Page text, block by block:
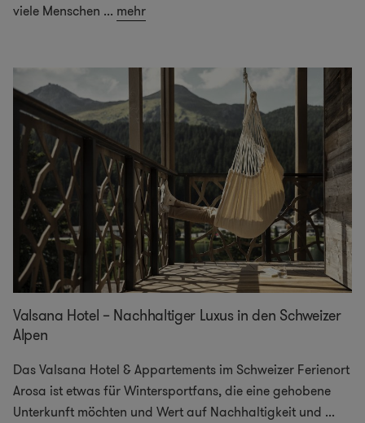
viele Menschen ... mehr
Valsana Hotel – Nachhaltiger Luxus in den Schweizer
Alpen
Das Valsana Hotel & Appartements im Schweizer Ferienort
Arosa ist etwas für Wintersportfans, die eine gehobene
Unterkunft möchten und Wert auf Nachhaltigkeit und ...